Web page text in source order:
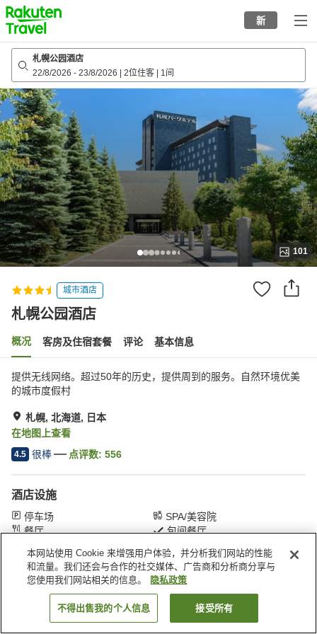
to
top
page
新
札幌公园酒店
22/8/2026 - 23/8/2026 2位住客 1间
101
城市酒店
札幌公园酒店
概况 客房及住宿套餐 评论 基本信息
提供无线网络。超过50年的历史，提供周到的服务。自然环境优美
的城市度假村
札幌, 北海道, 日本
在地图上查看
4.5 很棒 点评数: 556
酒店设施
停车场
SPA/美容院
餐厅
包间餐厅
首页 日本 北海道 札幌 札幌公园酒店
搜索客房
本网站使用 Cookie 来增强用户体验，并分析我们网站的性能
和流量。我们还会与合作的社交媒体、广告商和分析商分享与
您使用我们网站相关的信息。
隐私政策
不得出售我的个人信息 接受所有